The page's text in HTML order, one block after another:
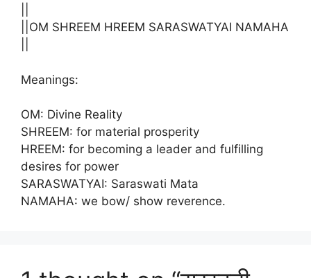
||OM SHREEM HREEM SARASWATYAI NAMAHA
Meanings:
OM: Divine Reality
SHREEM: for material prosperity
HREEM: for becoming a leader and fulfilling
desires for power
SARASWATYAI: Saraswati Mata
NAMAHA: we bow/ show reverence.